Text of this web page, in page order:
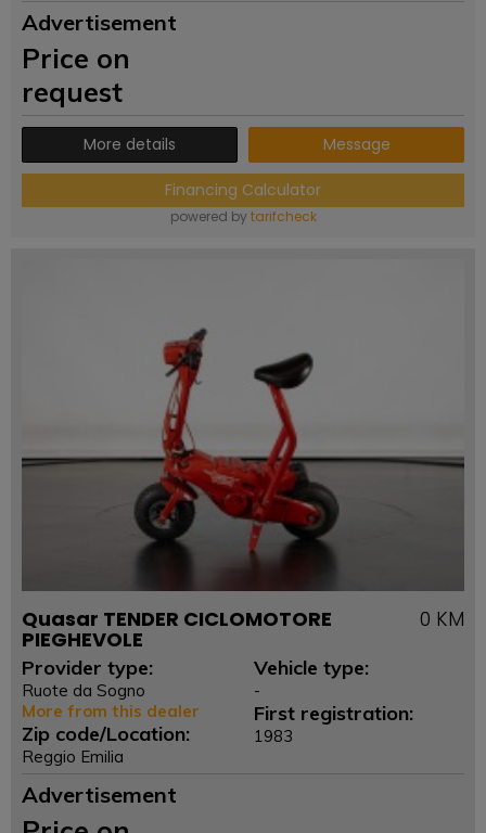
Advertisement
Price on
request
More details Message
Financing Calculator
powered by tarifcheck
Quasar TENDER CICLOMOTORE
PIEGHEVOLE
0 KM
Provider type:
Ruote da Sogno
More from this dealer
Zip code/Location:
Reggio Emilia
Vehicle type:
-
First registration:
1983
Advertisement